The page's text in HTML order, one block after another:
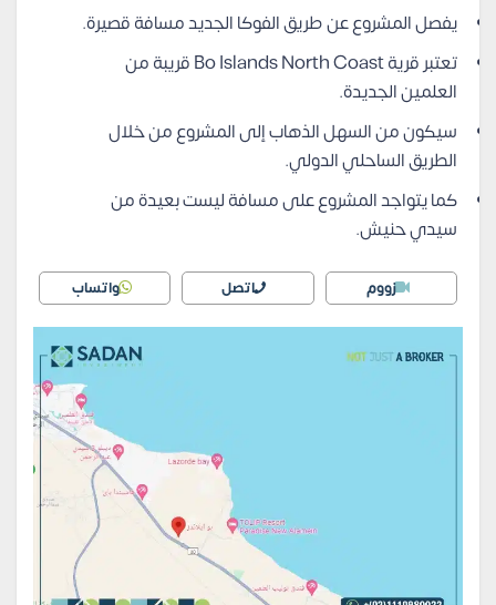
يفصل المشروع عن طريق الفوكا الجديد مسافة قصيرة.
تعتبر قرية Bo Islands North Coast قريبة من
العلمين الجديدة.
سيكون من السهل الذهاب إلى المشروع من خلال
الطريق الساحلي الدولي.
كما يتواجد المشروع على مسافة ليست بعيدة من
سيدي حنيش.
زووم اتصل واتساب